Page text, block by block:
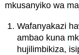
mkusanyiko wa
Wafanyakazi
ambao kuna
hujilimbikiza,